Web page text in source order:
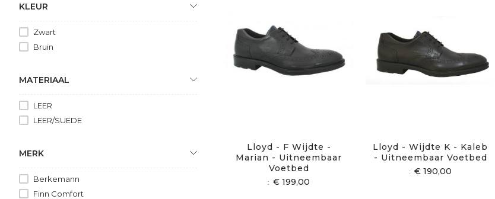
Lloyd - F Wijdte -
Marian - Uitneembaar
Voetbed
€ 199,00
Lloyd - Wijdte K - Kaleb
- Uitneembaar Voetbed
€ 190,00
KLEUR
Zwart
Bruin
MATERIAAL
LEER
LEER/SUEDE
MERK
Berkemann
Finn Comfort